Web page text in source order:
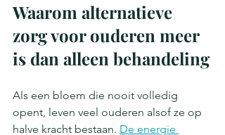
Waarom alternatieve
zorg voor ouderen meer
is dan alleen behandeling
Als een bloem die nooit volledig
opent, leven veel ouderen alsof ze op
halve kracht bestaan. De energie